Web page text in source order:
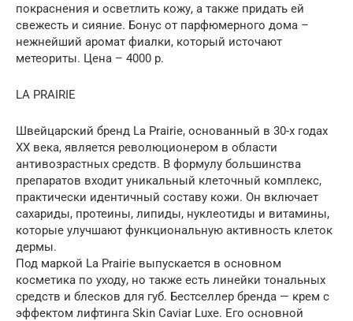
покраснения и осветлить кожу, а также придать ей
свежесть и сияние. Бонус от парфюмерного дома –
нежнейший аромат фиалки, который источают
метеориты. Цена – 4000 р.
LA PRAIRIE
Швейцарский бренд La Prairie, основанный в 30-х годах
ХХ века, является революционером в области
антивозрастных средств. В формулу большинства
препаратов входит уникальный клеточный комплекс,
практически идентичный составу кожи. Он включает
сахариды, протеины, липиды, нуклеотиды и витамины,
которые улучшают функциональную активность клеток
дермы.
Под маркой La Prairie выпускается в основном
косметика по уходу, но также есть линейки тональных
средств и блесков для губ. Бестселлер бренда — крем с
эффектом лифтинга Skin Caviar Luxe. Его основной